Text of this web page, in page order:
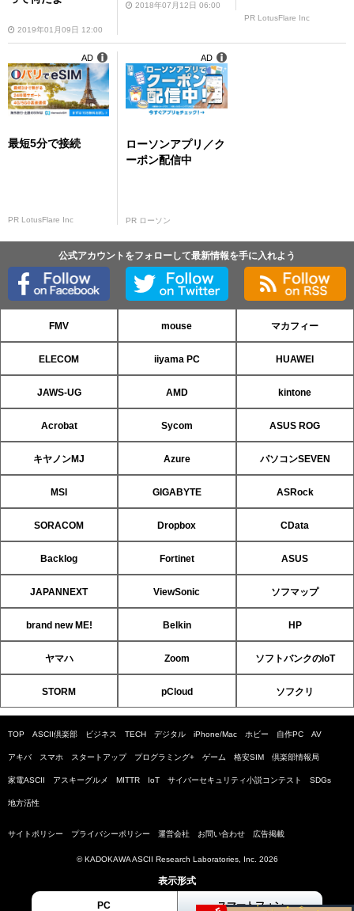
2019年01月09日 12:00
2018年07月12日 06:00
PR LotusFlare Inc
最短5分で接続
PR LotusFlare Inc
AD
ローソンアプリ／ク
ーポン配信中
PR ローソン
AD
公式アカウントをフォローして最新情報を手に入れよう
FMV mouse マカフィー
ELECOM iiyama PC HUAWEI
JAWS-UG AMD kintone
Acrobat Sycom ASUS ROG
キヤノンMJ Azure パソコンSEVEN
MSI GIGABYTE ASRock
SORACOM Dropbox CData
Backlog Fortinet ASUS
JAPANNEXT ViewSonic ソフマップ
brand new ME! Belkin HP
ヤマハ Zoom ソフトバンクのIoT
STORM pCloud ソフクリ
TOP ASCII倶楽部 ビジネス TECH デジタル iPhone/Mac ホビー 自作PC AV
アキバ スマホ スタートアップ プログラミング+ ゲーム 格安SIM 倶楽部情報局
家電ASCII アスキーグルメ MITTR IoT サイバーセキュリティ小説コンテスト SDGs
地方活性
サイトポリシー プライバシーポリシー 運営会社 お問い合わせ 広告掲載
© KADOKAWA ASCII Research Laboratories, Inc. 2026
表示形式
PC スマートフォン